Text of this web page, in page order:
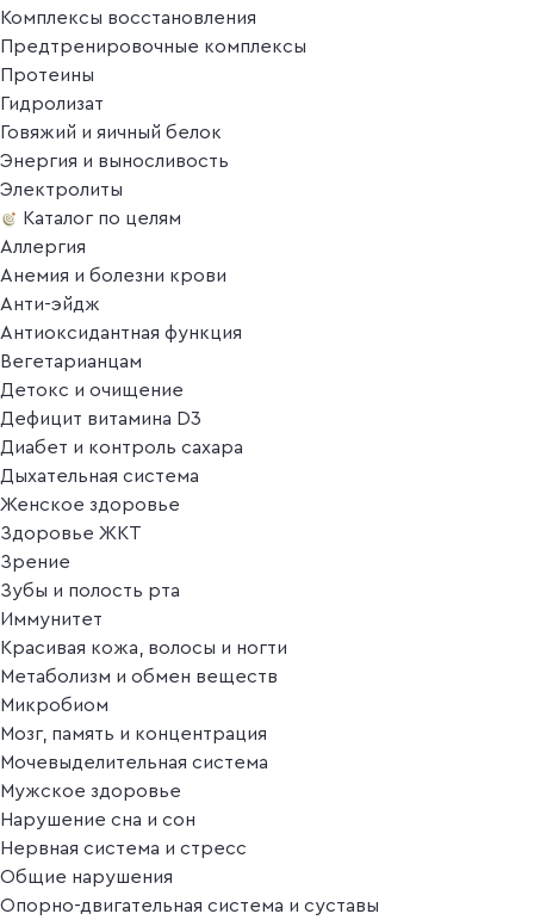
Комплексы восстановления
Предтренировочные комплексы
Протеины
Гидролизат
Говяжий и яичный белок
Энергия и выносливость
Электролиты
Каталог по целям
Аллергия
Анемия и болезни крови
Анти-эйдж
Антиоксидантная функция
Вегетарианцам
Детокс и очищение
Дефицит витамина D3
Диабет и контроль сахара
Дыхательная система
Женское здоровье
Здоровье ЖКТ
Зрение
Зубы и полость рта
Иммунитет
Красивая кожа, волосы и ногти
Метаболизм и обмен веществ
Микробиом
Мозг, память и концентрация
Мочевыделительная система
Мужское здоровье
Нарушение сна и сон
Нервная система и стресс
Общие нарушения
Опорно-двигательная система и суставы